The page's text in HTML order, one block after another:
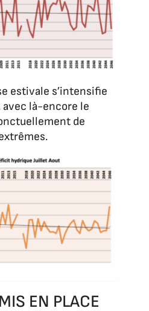
estivale s’intensifie
là-encore le
de
EN PLACE